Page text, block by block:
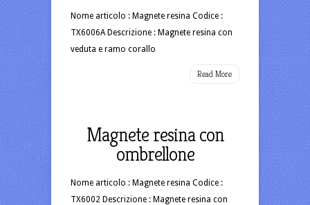
Nome articolo : Magnete resina Codice :
TX6006A Descrizione : Magnete resina con
veduta e ramo corallo
Read More
Magnete resina con
ombrellone
Nome articolo : Magnete resina Codice :
TX6002 Descrizione : Magnete resina con